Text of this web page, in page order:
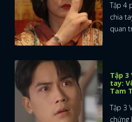
Tập 4
chia
quan
Tập 3
tay:
Tam
Tập 3
chứng